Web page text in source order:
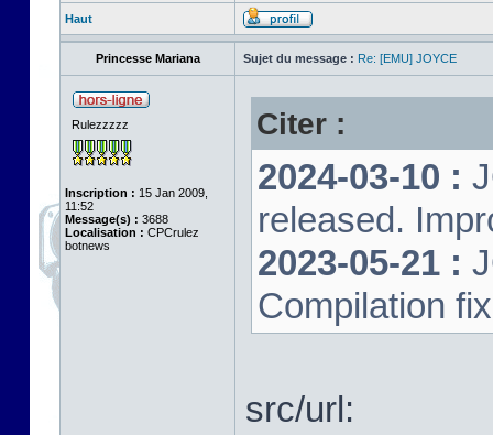
Haut
Princesse Mariana Sujet du message : Re: [EMU] JOYCE
Rulezzzzz
Inscription : 15 Jan 2009,
11:52
Message(s) : 3688
Localisation : CPCrulez
botnews
Citer :
2024-03-10 :
released.
2023-05-21 :
Compilation
src/url: